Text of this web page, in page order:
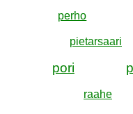
perho
pietarsaari
pori
raahe